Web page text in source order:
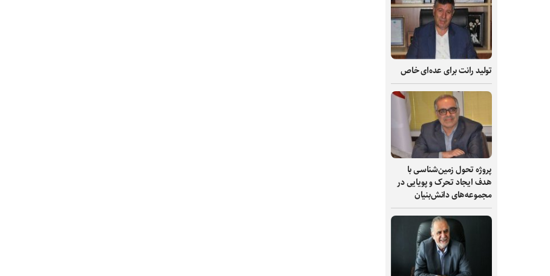
تولید رانت برای عده‌ای خاص
پروژه تحول زمین‌شناسی با
هدف ایجاد تحرک و پویایی در
مجموعه‌های دانش‌بنیان